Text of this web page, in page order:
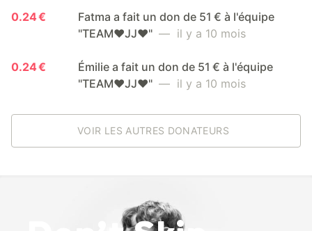
0.24 €
Fatma a fait un don de 51 € à l'équipe
"TEAM❤️JJ❤️" — il y a 10 mois
0.24 €
Émilie a fait un don de 51 € à l'équipe
"TEAM❤️JJ❤️" — il y a 10 mois
VOIR LES AUTRES DONATEURS